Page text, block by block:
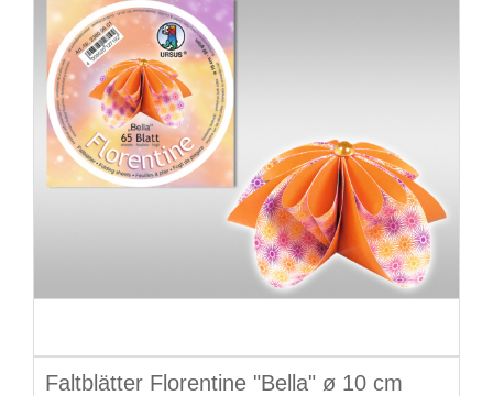
Faltblätter Florentine "Bella" ø 10 cm